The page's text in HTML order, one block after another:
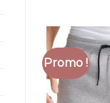
Promo !